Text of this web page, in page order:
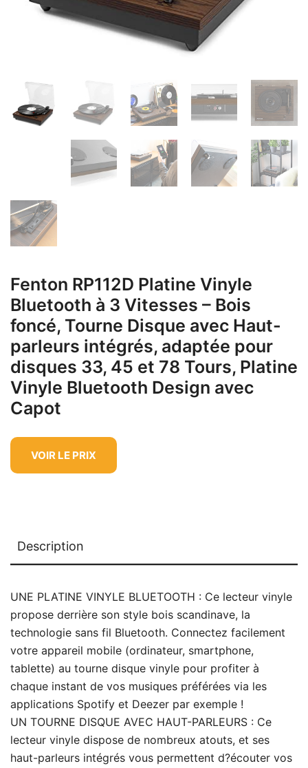
Fenton RP112D Platine Vinyle
Bluetooth à 3 Vitesses – Bois
foncé, Tourne Disque avec Haut-
parleurs intégrés, adaptée pour
disques 33, 45 et 78 Tours, Platine
Vinyle Bluetooth Design avec
Capot
VOIR LE PRIX
Description
UNE PLATINE VINYLE BLUETOOTH : Ce lecteur vinyle
propose derrière son style bois scandinave, la
technologie sans fil Bluetooth. Connectez facilement
votre appareil mobile (ordinateur, smartphone,
tablette) au tourne disque vinyle pour profiter à
chaque instant de vos musiques préférées via les
applications Spotify et Deezer par exemple !
UN TOURNE DISQUE AVEC HAUT-PARLEURS : Ce
lecteur vinyle dispose de nombreux atouts, et ses
haut-parleurs intégrés vous permettent d?écouter vos